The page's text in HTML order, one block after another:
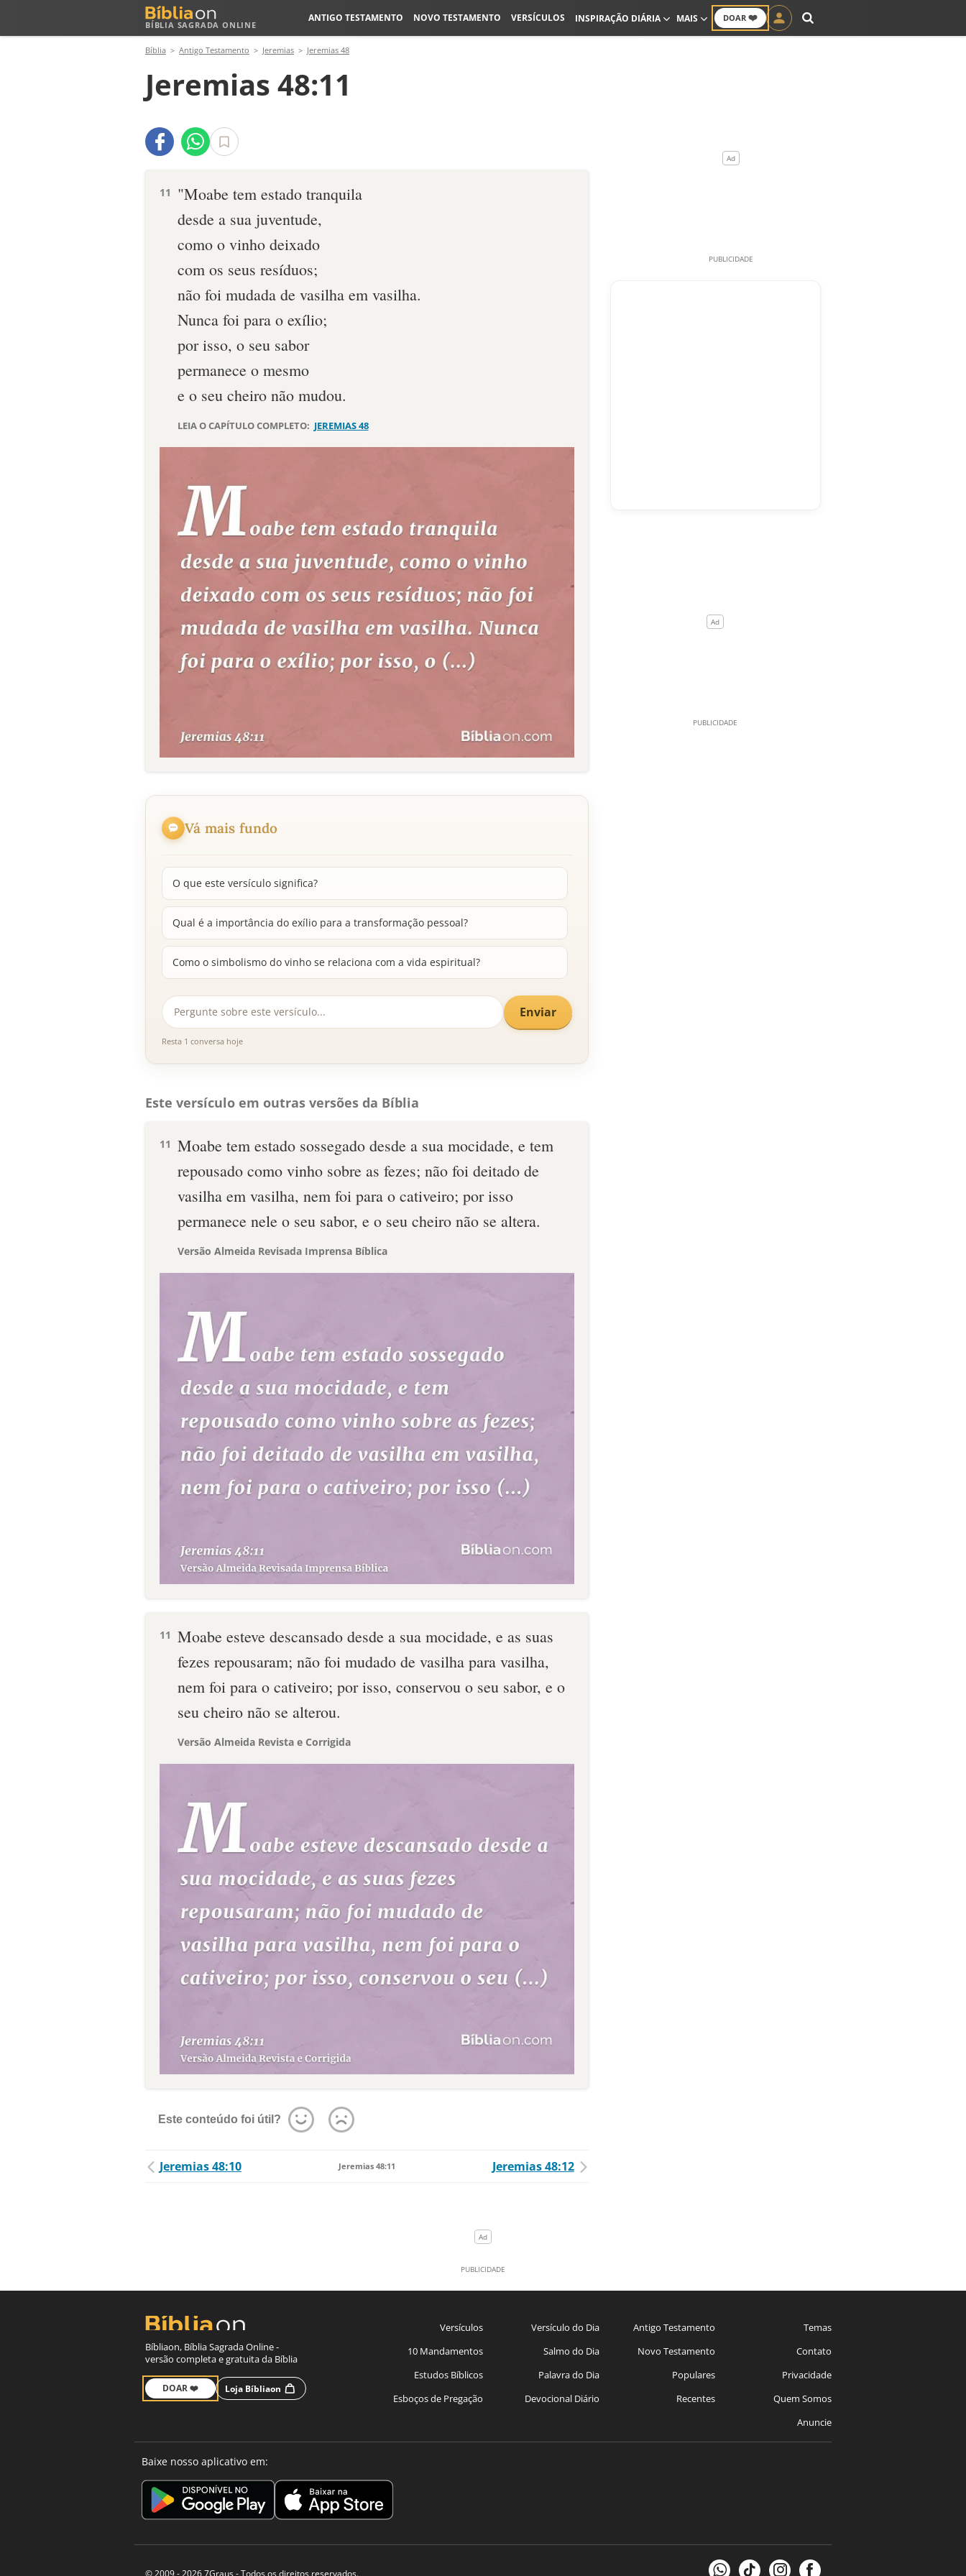
BÍBLIA SAGRADA ONLINE
DOAR ❤️
ANTIGO TESTAMENTO NOVO TESTAMENTO VERSÍCULOS INSPIRAÇÃO DIÁRIA MAIS
Bíblia Antigo Testamento Jeremias Jeremias 48
Jeremias 48:11
11
"Moabe tem estado tranquila
desde a sua juventude,
como o vinho deixado
com os seus resíduos;
não foi mudada de vasilha em vasilha.
Nunca foi para o exílio;
por isso, o seu sabor
permanece o mesmo
e o seu cheiro não mudou.
LEIA O CAPÍTULO COMPLETO: JEREMIAS 48
Vá mais fundo
O que este versículo significa?
Qual é a importância do exílio para a transformação pessoal?
Como o simbolismo do vinho se relaciona com a vida espiritual?
Enviar
Resta 1 conversa hoje
Este versículo em outras versões da Bíblia
11 Moabe tem estado sossegado desde a sua mocidade, e tem
repousado como vinho sobre as fezes; não foi deitado de
vasilha em vasilha, nem foi para o cativeiro; por isso
permanece nele o seu sabor, e o seu cheiro não se altera.
Versão Almeida Revisada Imprensa Bíblica
11 Moabe esteve descansado desde a sua mocidade, e as suas
fezes repousaram; não foi mudado de vasilha para vasilha,
nem foi para o cativeiro; por isso, conservou o seu sabor, e o
seu cheiro não se alterou.
Versão Almeida Revista e Corrigida
Este conteúdo foi útil?
Jeremias 48:10 Jeremias 48:11 Jeremias 48:12
Bíbliaon, Bíblia Sagrada Online -
versão completa e gratuita da Bíblia
DOAR ❤️ Loja Bíbliaon
Versículos
10 Mandamentos
Estudos Bíblicos
Esboços de Pregação
Versículo do Dia
Salmo do Dia
Palavra do Dia
Devocional Diário
Antigo Testamento
Novo Testamento
Populares
Recentes
Temas
Contato
Privacidade
Quem Somos
Anuncie
Baixe nosso aplicativo em: